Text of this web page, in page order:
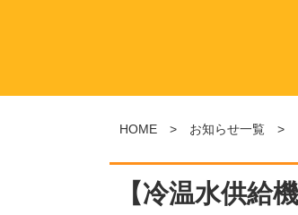
HOME > お知らせ一覧 >
【冷温水供給